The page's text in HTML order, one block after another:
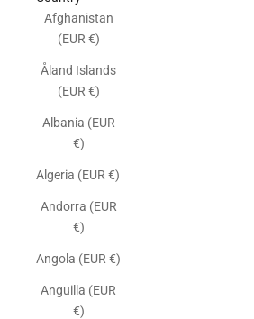
Afghanistan
(EUR €)
Åland Islands
(EUR €)
Albania (EUR
€)
Algeria (EUR €)
Andorra (EUR
€)
Angola (EUR €)
Anguilla (EUR
€)